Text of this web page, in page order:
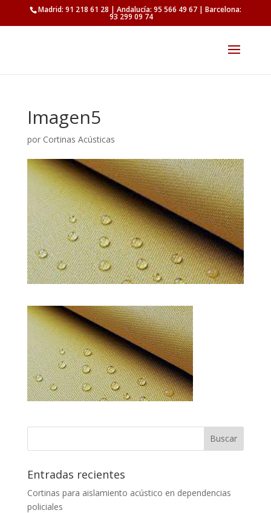
Madrid: 91 218 61 28 | Andalucía: 95 566 49 67 | Barcelona:
93 299 09 74
Imagen5
por Cortinas Acústicas
Entradas recientes
Cortinas para aislamiento acústico en dependencias
policiales